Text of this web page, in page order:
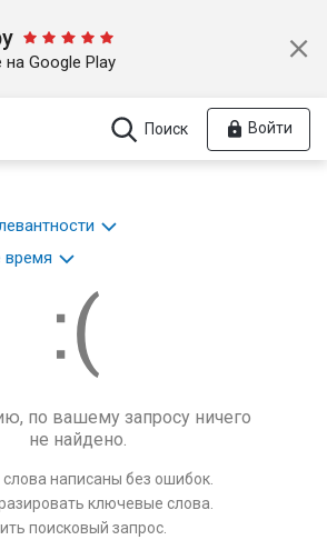
на Google Play
Поиск Войти
время
по вашему запросу ничего
не найдено.
написаны без ошибок.
ключевые слова.
поисковый запрос.